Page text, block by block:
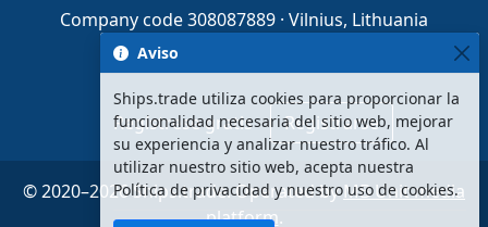
Company code 308087889 · Vilnius, Lithuania
Regístrese gratis Registrarse
© 2020–2026 Ships.trade. Operated byMB Unit media
platform.
Aviso
Ships.trade utiliza cookies para proporcionar la
funcionalidad necesaria del sitio web, mejorar
su experiencia y analizar nuestro tráfico. Al
utilizar nuestro sitio web, acepta nuestra
Política de privacidad y nuestro uso de cookies.